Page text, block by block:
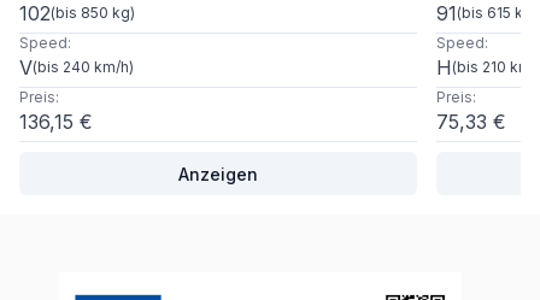
102(bis 850 kg)
Speed:
V(bis 240 km/h)
Preis:
136,15 €
Anzeigen
91(bis 615 kg
Speed:
H (bis 210 km/
Preis:
75,33 €